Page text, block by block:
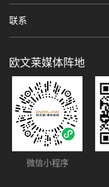
联系
欧文莱媒体阵地
微信小程序